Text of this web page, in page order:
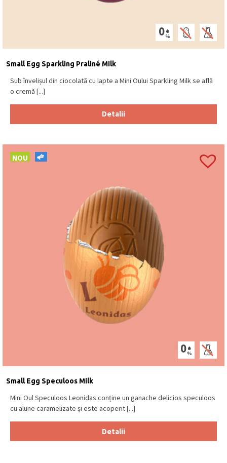
Small Egg Sparkling Praliné Milk
Sub învelișul din ciocolată cu lapte a Mini Oului Sparkling Milk se află
o cremă [...]
Detalii
NOU
Small Egg Speculoos Milk
Mini Oul Speculoos Leonidas conține un ganache delicios speculoos
cu alune caramelizate și este acoperit [...]
Detalii